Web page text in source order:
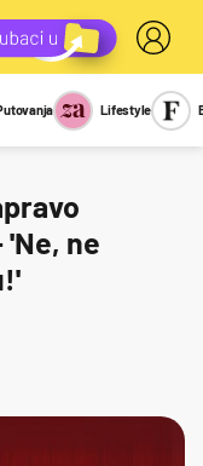
Report
Lifestyle
ne